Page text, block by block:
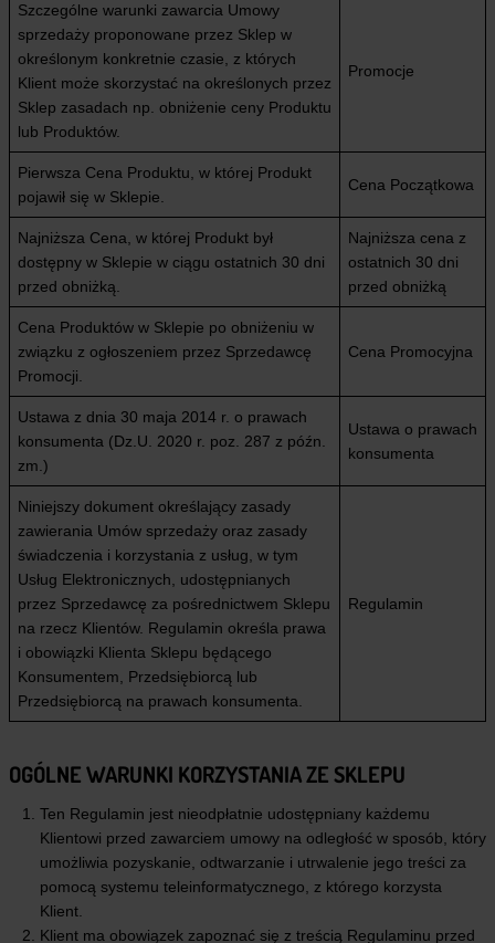
Szczególne warunki zawarcia Umowy
sprzedaży proponowane przez Sklep w
określonym konkretnie czasie, z których
Klient może skorzystać na określonych przez
Sklep zasadach np. obniżenie ceny Produktu
lub Produktów.
Promocje
Pierwsza Cena Produktu, w której Produkt
pojawił się w Sklepie.
Cena Początkowa
Najniższa Cena, w której Produkt był
dostępny w Sklepie w ciągu ostatnich 30 dni
przed obniżką.
Najniższa cena z
ostatnich 30 dni
przed obniżką
Cena Produktów w Sklepie po obniżeniu w
związku z ogłoszeniem przez Sprzedawcę
Promocji.
Cena Promocyjna
Ustawa z dnia 30 maja 2014 r. o prawach
konsumenta (Dz.U. 2020 r. poz. 287 z późn.
zm.)
Ustawa o prawach
konsumenta
Niniejszy dokument określający zasady
zawierania Umów sprzedaży oraz zasady
świadczenia i korzystania z usług, w tym
Usług Elektronicznych, udostępnianych
przez Sprzedawcę za pośrednictwem Sklepu
na rzecz Klientów. Regulamin określa prawa
i obowiązki Klienta Sklepu będącego
Konsumentem, Przedsiębiorcą lub
Przedsiębiorcą na prawach konsumenta.
Regulamin
OGÓLNE WARUNKI KORZYSTANIA ZE SKLEPU
Ten Regulamin jest nieodpłatnie udostępniany każdemu
Klientowi przed zawarciem umowy na odległość w sposób, który
umożliwia pozyskanie, odtwarzanie i utrwalenie jego treści za
pomocą systemu teleinformatycznego, z którego korzysta
Klient.
Klient ma obowiązek zapoznać się z treścią Regulaminu przed